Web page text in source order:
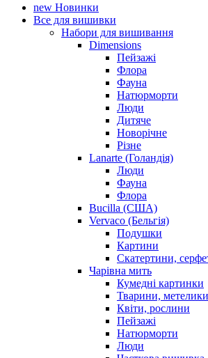
new Новинки
Все для вишивки
Набори для вишивання
Dimensions
Пейзажі
Флора
Фауна
Натюрморти
Люди
Дитяче
Новорічне
Різне
Lanarte (Голандія)
Люди
Фауна
Флора
Bucilla (США)
Vervaco (Бельгія)
Подушки
Картини
Скатертини,
Чарiвна мить
Кумедні картинки
Тварини, метелики
Квіти, рослини
Пейзажі
Натюрморти
Люди